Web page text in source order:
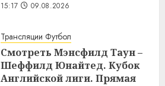
15:17 09.08.2026
Трансляции Футбол
Смотреть Мэнсфилд Таун –
Шеффилд Юнайтед. Кубок
Английской лиги. Прямая